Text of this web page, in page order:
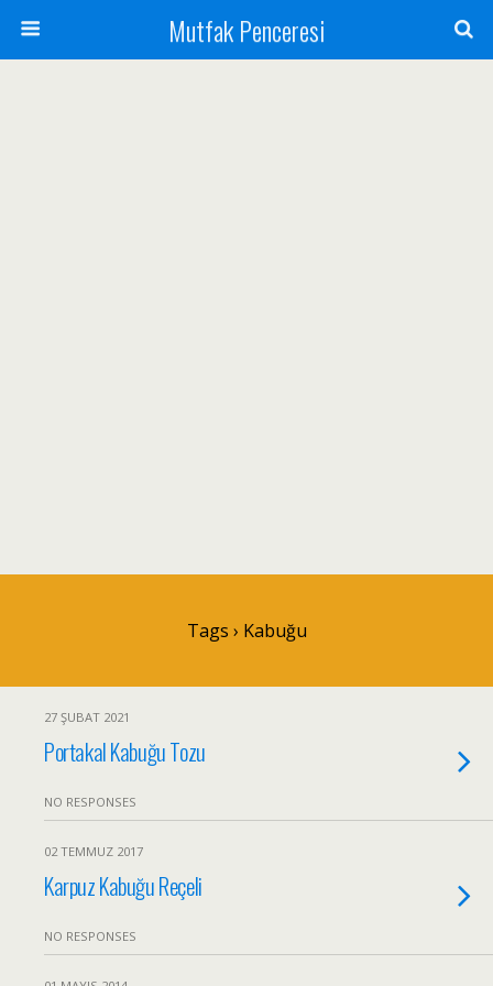
Mutfak Penceresi
Tags › Kabuğu
27 ŞUBAT 2021
Portakal Kabuğu Tozu
NO RESPONSES
02 TEMMUZ 2017
Karpuz Kabuğu Reçeli
NO RESPONSES